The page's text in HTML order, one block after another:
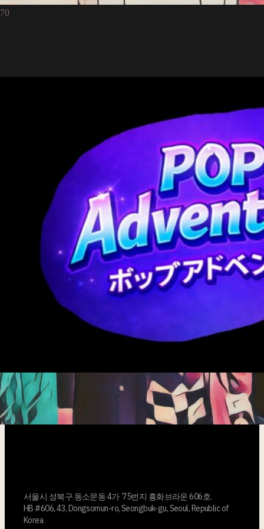
POP CREW
POP PILATES™
크루는 각 전공 분야의 인재들로 구성된 최고
의 크루입니다.
서울시 성북구 동소문동 4가 75번지 흥화브라운 606호.
HB #606, 43, Dongsomun-ro, Seongbuk-gu, Seoul, Republic of
Korea